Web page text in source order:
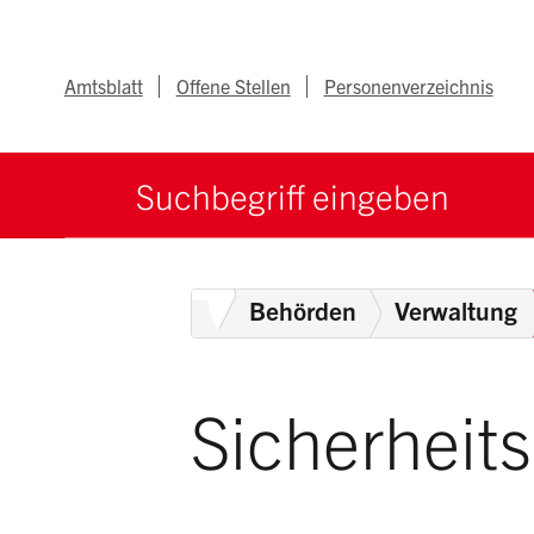
Metanav
Amtsblatt Offene Stellen Personenverzeichnis
Suchbegriff
HomeBehörden Verwaltung